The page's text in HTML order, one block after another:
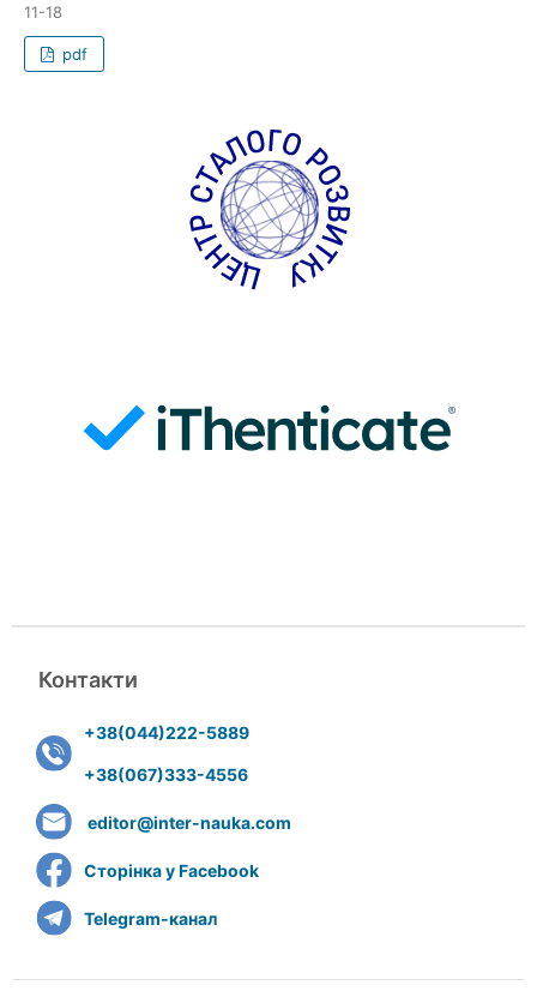
11-18
pdf
Контакти
+38(044)222-5889
+38(067)333-4556
editor@inter-nauka.com
Сторінка у Facebook
Telegram-канал